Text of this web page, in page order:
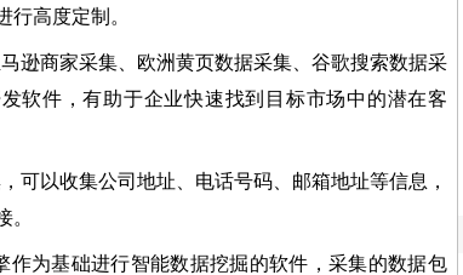
高度定制。
逊商家采集、欧洲黄页数据采集、谷歌搜索数据采
软件，有助于企业快速找到目标市场中的潜在客
可以收集公司地址、电话号码、邮箱地址等信息，
。
作为基础进行智能数据挖掘的软件，采集的数据包